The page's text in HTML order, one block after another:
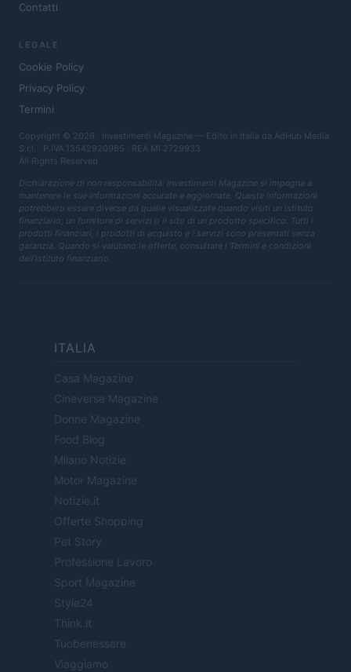
Contatti
LEGALE
Cookie Policy
Privacy Policy
Termini
Copyright © 2026 · Investimenti Magazine — Edito in Italia da AdHub Media
S.r.l. · P.IVA 13542920965 · REA MI 2729933
All Rights Reserved
Dichiarazione di non responsabilità: Investimenti Magazine si impegna a
mantenere le sue informazioni accurate e aggiornate. Queste informazioni
potrebbero essere diverse da quelle visualizzate quando visiti un istituto
finanziario, un fornitore di servizi o il sito di un prodotto specifico. Tutti i
prodotti finanziari, i prodotti di acquisto e i servizi sono presentati senza
garanzia. Quando si valutano le offerte, consultare i Termini e condizioni
dell'istituto finanziario.
ITALIA
Casa Magazine
Cineverse Magazine
Donne Magazine
Food Blog
Milano Notizie
Motor Magazine
Notizie.it
Offerte Shopping
Pet Story
Professione Lavoro
Sport Magazine
Style24
Think.it
Tuobenessere
Viaggiamo